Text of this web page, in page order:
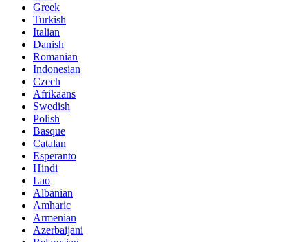
Greek
Turkish
Italian
Danish
Romanian
Indonesian
Czech
Afrikaans
Swedish
Polish
Basque
Catalan
Esperanto
Hindi
Lao
Albanian
Amharic
Armenian
Azerbaijani